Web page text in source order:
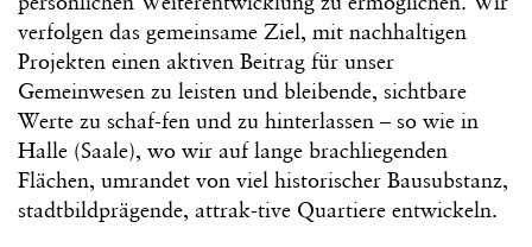
verfolgen das gemeinsame Ziel, mit nachhaltigen
Projekten einen aktiven Beitrag für unser
Gemeinwesen zu leisten und bleibende, sichtbare
Werte zu schaf-fen und zu hinterlassen – so wie in
Halle (Saale), wo wir auf lange brachliegenden
Flächen, umrandet von viel historischer Bausubstanz,
stadtbildprägende, attrak-tive Quartiere entwickeln.